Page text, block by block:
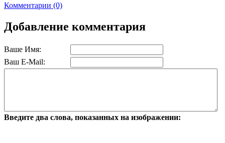
Комментарии (0)
Добавление комментария
Ваше Имя:
Ваш E-Mail:
Введите два слова, показанных на изображении: